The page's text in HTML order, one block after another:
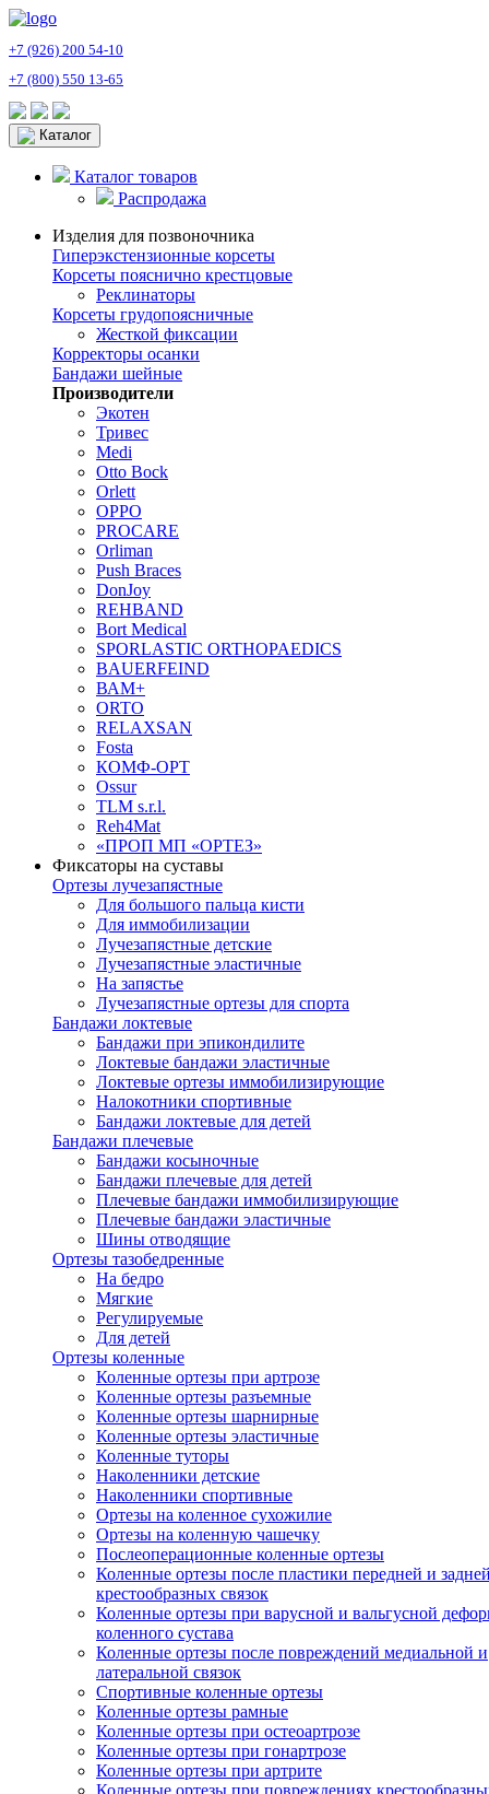
+7 (926) 200 54-10
+7 (800) 550 13-65
Каталог
Каталог товаров
Распродажа
Изделия для позвоночника
Гиперэкстензионные корсеты
Корсеты пояснично крестцовые
Реклинаторы
Корсеты грудопоясничные
Жесткой фиксации
Корректоры осанки
Бандажи шейные
Производители
Экотен
Тривес
Medi
Otto Bock
Orlett
OPPO
PROCARE
Orliman
Push Braces
DonJoy
REHBAND
Bort Medical
SPORLASTIC ORTHOPAEDICS
BAUERFEIND
ВАМ+
ORTO
RELAXSAN
Fosta
КОМФ-ОРТ
Ossur
TLM s.r.l.
Reh4Mat
«ПРОП МП «ОРТЕЗ»
Фиксаторы на суставы
Ортезы лучезапястные
Для большого пальца кисти
Для иммобилизации
Лучезапястные детские
Лучезапястные эластичные
На запястье
Лучезапястные ортезы для спорта
Бандажи локтевые
Бандажи при эпикондилите
Локтевые бандажи эластичные
Локтевые ортезы иммобилизирующие
Налокотники спортивные
Бандажи локтевые для детей
Бандажи плечевые
Бандажи косыночные
Бандажи плечевые для детей
Плечевые бандажи иммобилизирующие
Плечевые бандажи эластичные
Шины отводящие
Ортезы тазобедренные
На бедро
Мягкие
Регулируемые
Для детей
Ортезы коленные
Коленные ортезы при артрозе
Коленные ортезы разъемные
Коленные ортезы шарнирные
Коленные ортезы эластичные
Коленные туторы
Наколенники детские
Наколенники спортивные
Ортезы на коленное сухожилие
Ортезы на коленную чашечку
Послеоперационные коленные ортезы
Коленные ортезы после пластики передней и
крестообразных связок
Коленные ортезы при варусной и вальгусной
коленного сустава
Коленные ортезы после повреждений медиальной и
латеральной связок
Спортивные коленные ортезы
Коленные ортезы рамные
Коленные ортезы при остеоартрозе
Коленные ортезы при гонартрозе
Коленные ортезы при артрите
Коленные ортезы при повреждениях